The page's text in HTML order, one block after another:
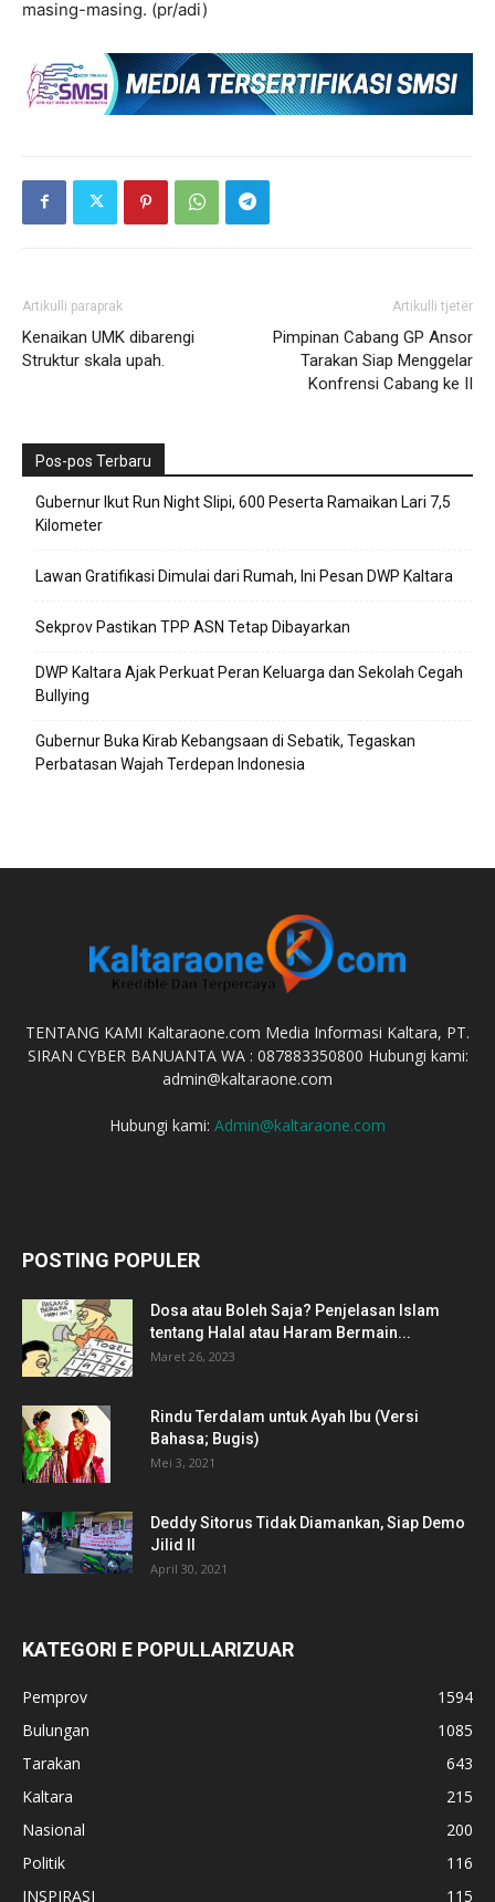
masing-masing. (pr/adi)
Artikulli paraprak
Kenaikan UMK dibarengi
Struktur skala upah.
Artikulli tjetër
Pimpinan Cabang GP Ansor
Tarakan Siap Menggelar
Konfrensi Cabang ke II
Pos-pos Terbaru
Gubernur Ikut Run Night Slipi, 600 Peserta Ramaikan Lari 7,5
Kilometer
Lawan Gratifikasi Dimulai dari Rumah, Ini Pesan DWP Kaltara
Sekprov Pastikan TPP ASN Tetap Dibayarkan
DWP Kaltara Ajak Perkuat Peran Keluarga dan Sekolah Cegah
Bullying
Gubernur Buka Kirab Kebangsaan di Sebatik, Tegaskan
Perbatasan Wajah Terdepan Indonesia
TENTANG KAMI Kaltaraone.com Media Informasi Kaltara, PT.
SIRAN CYBER BANUANTA WA : 087883350800 Hubungi kami:
admin@kaltaraone.com
Hubungi kami: Admin@kaltaraone.com
POSTING POPULER
Dosa atau Boleh Saja? Penjelasan Islam
tentang Halal atau Haram Bermain...
Maret 26, 2023
Rindu Terdalam untuk Ayah Ibu (Versi
Bahasa; Bugis)
Mei 3, 2021
Deddy Sitorus Tidak Diamankan, Siap Demo
Jilid II
April 30, 2021
KATEGORI E POPULLARIZUAR
Pemprov
1594
Bulungan
1085
Tarakan
643
Kaltara
215
Nasional
200
Politik
116
INSPIRASI
115